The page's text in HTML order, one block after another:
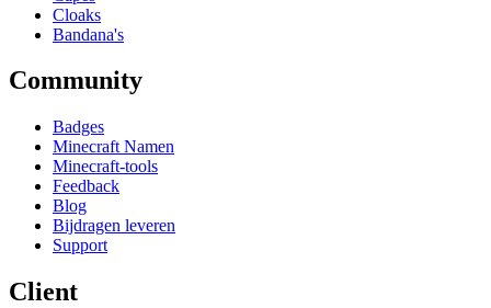
Cloaks
Bandana's
Community
Badges
Minecraft Namen
Minecraft-tools
Feedback
Blog
Bijdragen leveren
Support
Client